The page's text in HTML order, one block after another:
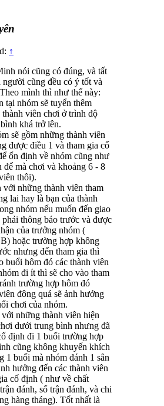
↑
nói cũng có đúng, và tất
người cũng đều có ý tốt và
mình thì như thế này:
tại nhóm sẽ tuyển thêm
viên chơi ở trình độ
khá trở lên.
sẽ gồm những thành viên
được điều 1 và tham gia cố
ổn định về nhóm cũng như
để mà chơi và khoảng 6 - 8
thôi).
với những thành viên tham
lai hay là bạn của thành
nhóm nếu muốn đến giao
thông báo trước và được
của trưởng nhóm (
hoặc trường hợp không
nhưng đến tham gia thì
buổi hôm đó các thành viên
đi ít thì sẽ cho vào tham
trường hợp hôm đó
đông quá sẽ ảnh hưởng
chơi của nhóm.
những thành viên hiện
dưới trung bình nhưng đã
định đi 1 buổi trường hợp
cũng không khuyến khích
1 buổi mà nhóm đánh 1 sân
hưởng đến các thành viên
cố định ( như về chất
đánh, số trận đánh, và chi
hàng tháng). Tốt nhất là